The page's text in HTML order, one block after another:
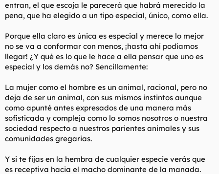
Es precisamente por eso que las mujeres se insinuan a los
hombres y después pasan de ellos. Una vez le diste esa mirada,
la necesidad de seguir tratandote bien. Algunas mujeres te
sonreiran desde el otro lado de la sala, se morderan y lameran
el labio, harán de todo a un paso de quitarse la ropa y
masturbarse delante tuya, pero desde que cruzas la pista de
baile y le dices "Hola! ¿Quieres bailar?" te dirá "¿Contigo? Si,
le diste lo que quería desde el primer momento. Para ella, el
resto es algo prescindible. Sabe que si esta cachonda te puede
tener, pero no te desea. Lo único que queria es saber que tu la
deseas, y ya esta.
-----------------------------------
No las dejes que te controlen con el sexo. Si tiene competición,
se lo currará mucho más para mantenerte interesado. Has
mujeres intentan pescar a un millonario? Es el experimento
perfecto para ver lo lejos que llega una mujer cuando quiere a
entran, el que escoja le parecerá que habrá merecido la
pena, que ha elegido a un tipo especial, único, como ella.
Porque ella claro es única es especial y merece lo mejor
no se va a conformar con menos, ¡hasta ahí podíamos
llegar! ¿Y qué es lo que le hace a ella pensar que uno es
especial y los demás no? Sencillamente:
La mujer como el hombre es un animal, racional, pero no
deja de ser un animal, con sus mismos instintos aunque
como apunté antes expresados de una manera más
sofisticada y compleja como lo somos nosotros o nuestra
sociedad respecto a nuestros parientes animales y sus
comunidades gregarias.
Y si te fijas en la hembra de cualquier especie verás que
es receptiva hacia el macho dominante de la manada.